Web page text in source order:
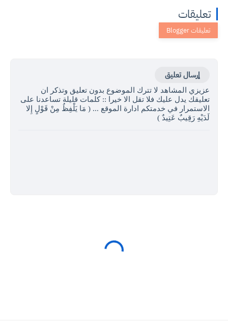
تعليقات
إرسال تعليق
عزيزي المشاهد لا تترك الموضوع بدون تعليق وتذكر ان
تعليقك يدل عليك فلا تقل الا خيرا :: كلمات قليلة تساعدنا على
الاستمرار في خدمتكم ادارة الموقع ... ( مَا يَلْفِظُ مِنْ قَوْلٍ إِلا
لَدَيْهِ رَقِيبٌ عَتِيدٌ )